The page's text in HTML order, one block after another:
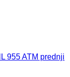
955 ATM prednji